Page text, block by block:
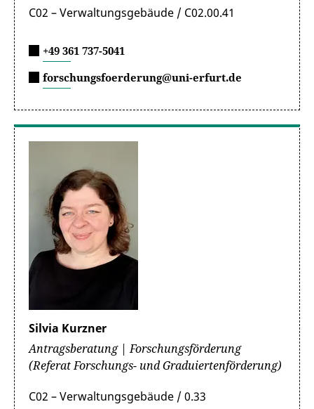
Besondere Bestimmungen und Hinweise
zur Drittmittelrichtlinie
C02 – Verwaltungsgebäude / C02.00.41
+49 361 737-5041
forschungsfoerderung@uni-erfurt.de
Silvia Kurzner
Antragsberatung | Forschungsförderung
(Referat Forschungs- und Graduiertenförderung)
C02 – Verwaltungsgebäude / 0.33